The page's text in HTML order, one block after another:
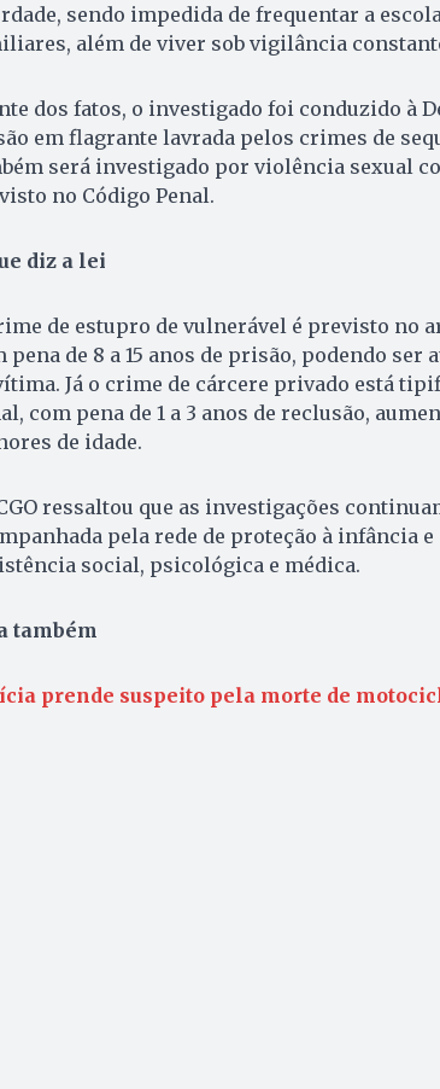
sendo impedida de frequentar a
além de viver sob vigilância
dos fatos, o investigado foi conduzido à
em flagrante lavrada pelos crimes de
será investigado por violência sexual
no Código Penal.
diz a lei
de estupro de vulnerável é previsto no
pena de 8 a 15 anos de prisão, podendo ser
Já o crime de cárcere privado está
com pena de 1 a 3 anos de reclusão,
de idade.
ressaltou que as investigações
pela rede de proteção à infância
social, psicológica e médica.
também
prende suspeito pela morte de